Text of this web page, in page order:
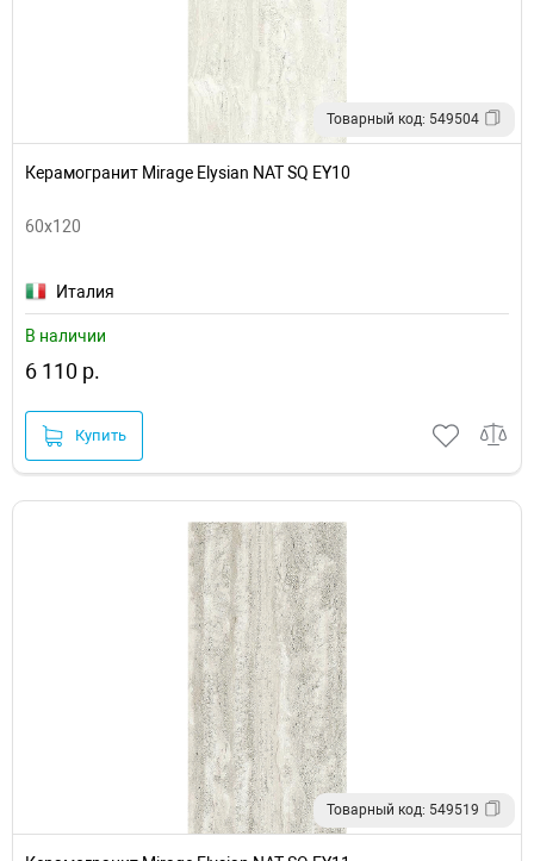
Товарный код: 549504
Керамогранит Mirage Elysian NAT SQ EY10
60x120
Италия
В наличии
6 110 р.
Купить
Товарный код: 549519